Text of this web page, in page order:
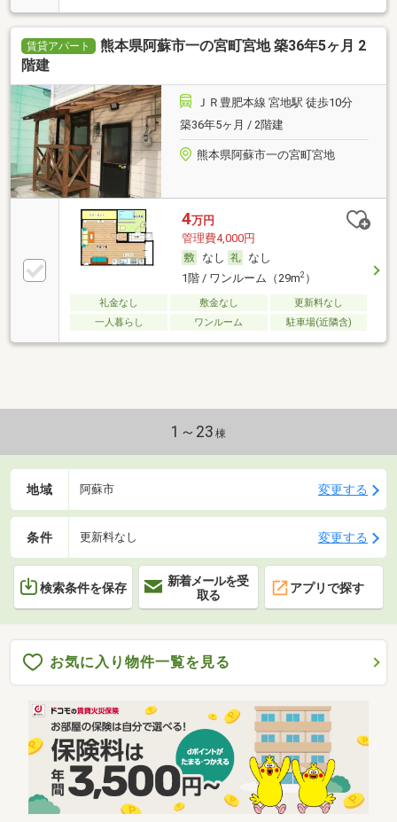
賃貸アパート
熊本県阿蘇市一の宮町宮地 築36年5ヶ月 2
階建
ＪＲ豊肥本線 宮地駅 徒歩10分
築36年5ヶ月 / 2階建
熊本県阿蘇市一の宮町宮地
4万円
管理費4,000円
なし
なし
1階 / ワンルーム（29m2）
礼金なし 敷金なし
更新料なし
一人暮らし
ワンルーム 駐車場(近隣含)
1～23 棟
地域 阿蘇市 変更する
条件 更新料なし 変更する
検索条件を保存
新着メールを受
取る
アプリで探す
お気に入り物件一覧を見る